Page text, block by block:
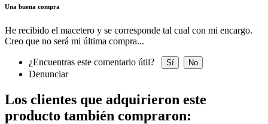
Una buena compra
He recibido el macetero y se corresponde tal cual con mi encargo.
Creo que no será mi última compra...
¿Encuentras este comentario útil? Sí No
Denunciar
Los clientes que adquirieron este
producto también compraron: